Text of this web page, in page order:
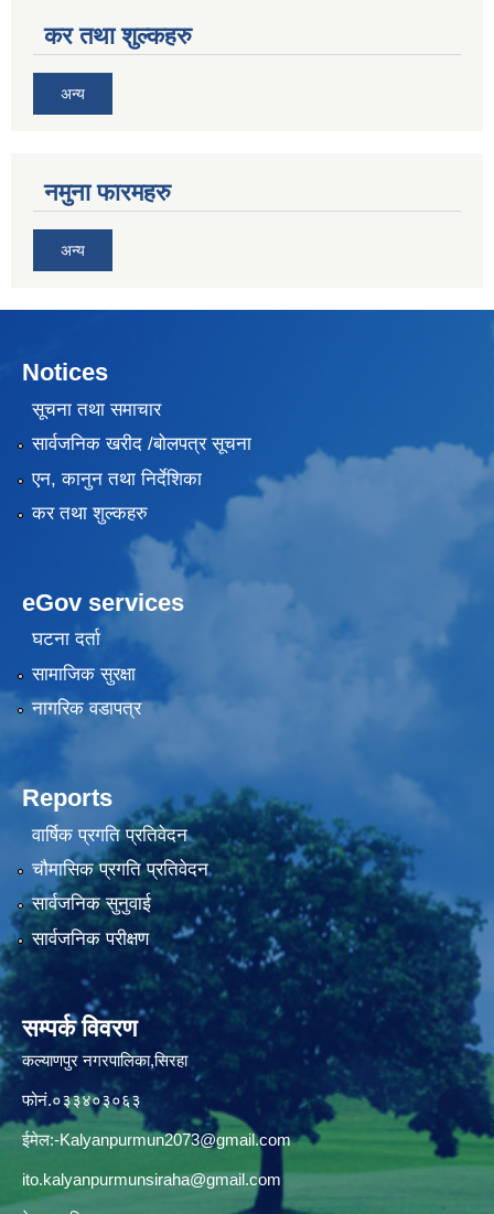
कर तथा शुल्कहरु
अन्य
नमुना फारमहरु
अन्य
Notices
सूचना तथा समाचार
सार्वजनिक खरीद /बोलपत्र सूचना
एन, कानुन तथा निर्देशिका
कर तथा शुल्कहरु
eGov services
घटना दर्ता
सामाजिक सुरक्षा
नागरिक वडापत्र
Reports
वार्षिक प्रगति प्रतिवेदन
चौमासिक प्रगति प्रतिवेदन
सार्वजनिक सुनुवाई
सार्वजनिक परीक्षण
सम्पर्क विवरण
कल्याणपुर नगरपालिका,सिरहा
फोनं.०३३४०३०६३
ईमेल:-Kalyanpurmun2073@gmail.com
ito.kalyanpurmunsiraha@gmail.com